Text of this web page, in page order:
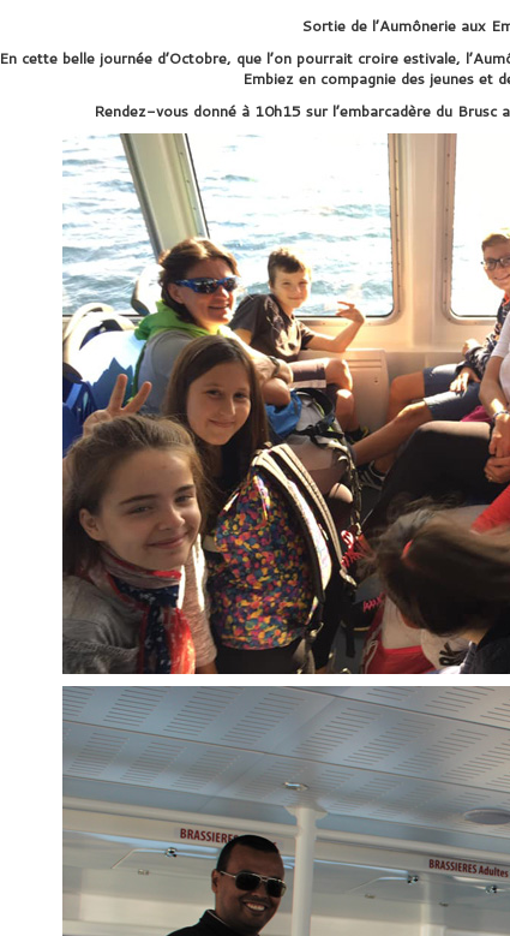
Sortie de l’Aumônerie aux
En cette belle journée d’Octobre, que l’on pourrait croire estivale,
Embiez en compagnie des jeunes et
Rendez-vous donné à 10h15 sur l’embarcadère du Brusc